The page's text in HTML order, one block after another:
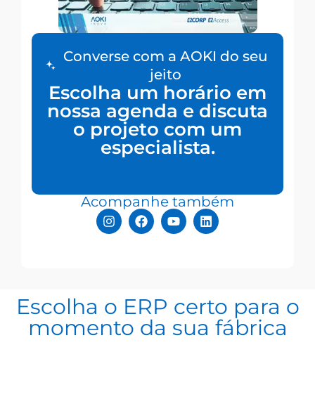
Converse com a AOKI do seu
jeito
Escolha um horário em
nossa agenda e discuta
o projeto com um
especialista.
Acompanhe também
Escolha o ERP certo para o
momento da sua fábrica